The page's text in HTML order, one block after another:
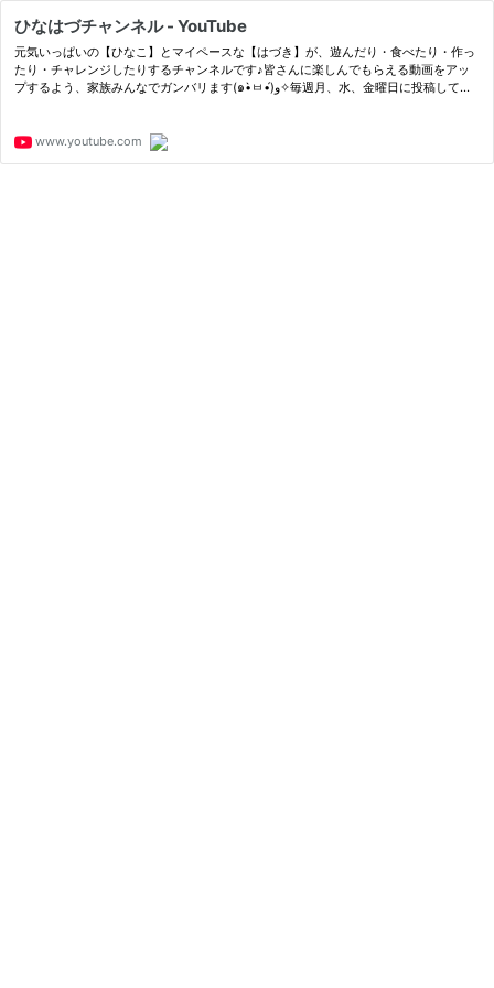
ひなはづチャンネル - YouTube
元気いっぱいの【ひなこ】とマイペースな【はづき】が、遊んだり・食べたり・作っ
たり・チャレンジしたりするチャンネルです♪皆さんに楽しんでもらえる動画をアッ
プするよう、家族みんなでガンバリます(๑•̀ㅂ•́)و✧毎週月、水、金曜日に投稿してい
www.youtube.com